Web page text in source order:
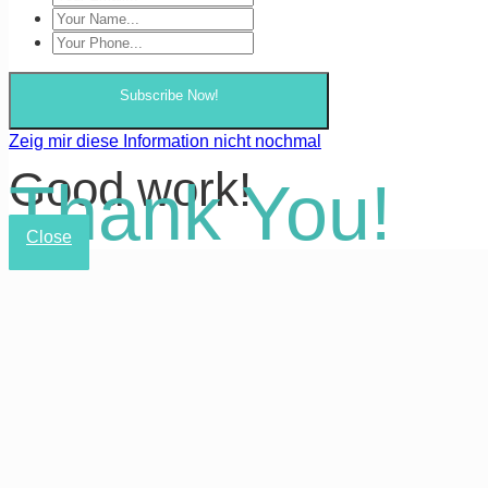
Subscribe Now!
Zeig mir diese Information nicht nochmal
Good work!
Thank You!
Close